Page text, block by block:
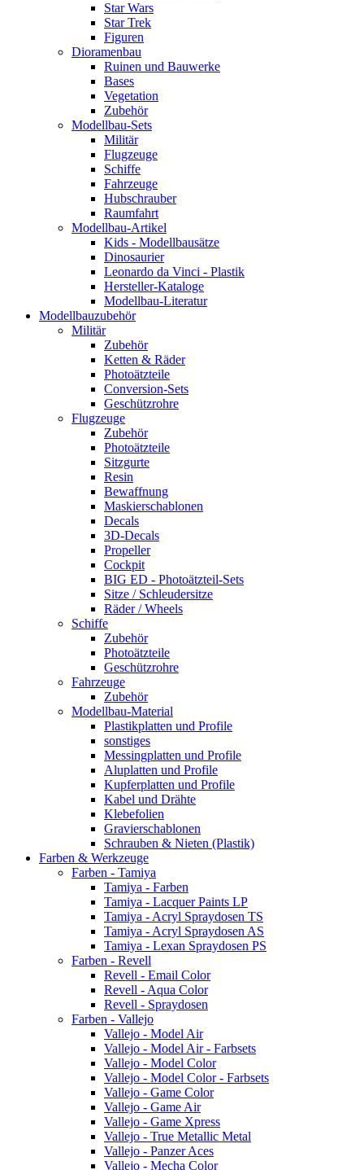
Star Wars
Star Trek
Figuren
Dioramenbau
Ruinen und Bauwerke
Bases
Vegetation
Zubehör
Modellbau-Sets
Militär
Flugzeuge
Schiffe
Fahrzeuge
Hubschrauber
Raumfahrt
Modellbau-Artikel
Kids - Modellbausätze
Dinosaurier
Leonardo da Vinci - Plastik
Hersteller-Kataloge
Modellbau-Literatur
Modellbauzubehör
Militär
Zubehör
Ketten & Räder
Photoätzteile
Conversion-Sets
Geschützrohre
Flugzeuge
Zubehör
Photoätzteile
Sitzgurte
Resin
Bewaffnung
Maskierschablonen
Decals
3D-Decals
Propeller
Cockpit
BIG ED - Photoätzteil-Sets
Sitze / Schleudersitze
Räder / Wheels
Schiffe
Zubehör
Photoätzteile
Geschützrohre
Fahrzeuge
Zubehör
Modellbau-Material
Plastikplatten und Profile
sonstiges
Messingplatten und Profile
Aluplatten und Profile
Kupferplatten und Profile
Kabel und Drähte
Klebefolien
Gravierschablonen
Schrauben & Nieten (Plastik)
Farben & Werkzeuge
Farben - Tamiya
Tamiya - Farben
Tamiya - Lacquer Paints LP
Tamiya - Acryl Spraydosen TS
Tamiya - Acryl Spraydosen AS
Tamiya - Lexan Spraydosen PS
Farben - Revell
Revell - Email Color
Revell - Aqua Color
Revell - Spraydosen
Farben - Vallejo
Vallejo - Model Air
Vallejo - Model Air - Farbsets
Vallejo - Model Color
Vallejo - Model Color - Farbsets
Vallejo - Game Color
Vallejo - Game Air
Vallejo - Game Xpress
Vallejo - True Metallic Metal
Vallejo - Panzer Aces
Vallejo - Mecha Color